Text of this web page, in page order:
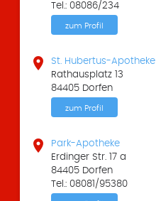
Tel.: 08086/234
zum Profil

St. Hubertus-Apotheke
Rathausplatz 13
84405 Dorfen
zum Profil

Park-Apotheke
Erdinger Str. 17 a
84405 Dorfen
Tel.: 08081/95380